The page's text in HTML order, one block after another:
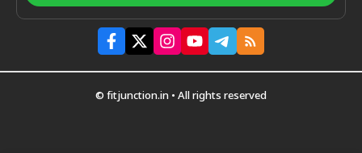
© fitjunction.in • All rights reserved